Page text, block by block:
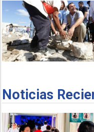
Noticias